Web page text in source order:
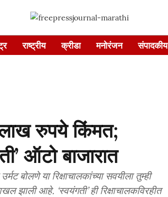
राष्ट्रीय क्रीडा मनोरंजन संपादकीय
रुपये किंमत;
ऑटो बाजारात
बोलणे या रिक्षाचालकांच्या सवयीला तुम्ही
झाली आहे. ‘स्वयंगती’ ही रिक्षाचालकविरहीत